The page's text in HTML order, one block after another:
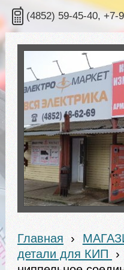
(4852) 59-45-40, +7-
Главная ›
детали для КИП ›